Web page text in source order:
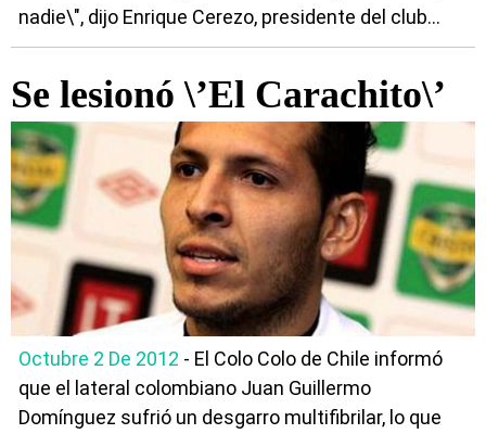
nadie\", dijo Enrique Cerezo, presidente del club...
Se lesionó \’El Carachito\’
Octubre 2 De 2012 - El Colo Colo de Chile informó
que el lateral colombiano Juan Guillermo
Domínguez sufrió un desgarro multifibrilar, lo que